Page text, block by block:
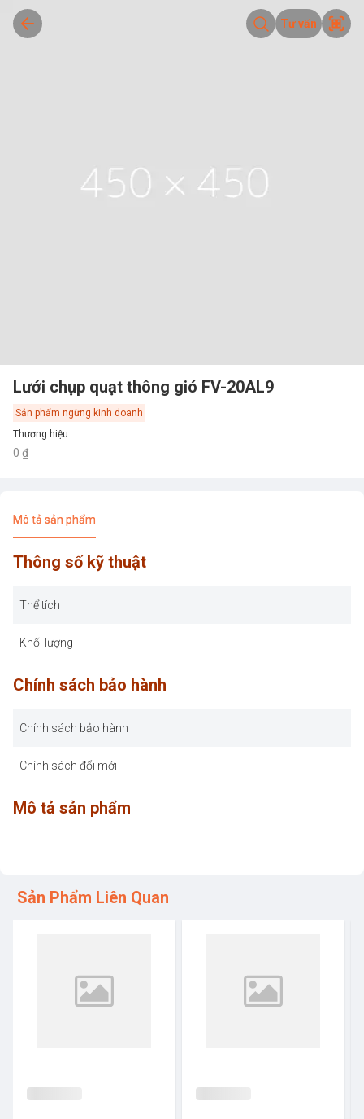
Tư vấn
Lưới chụp quạt thông gió FV-20AL9
Sản phẩm ngừng kinh doanh
Thương hiệu:
0 ₫
Mô tả sản phẩm
Thông số kỹ thuật
Thể tích
Khối lượng
Chính sách bảo hành
Chính sách bảo hành
Chính sách đổi mới
Mô tả sản phẩm
Sản Phẩm Liên Quan